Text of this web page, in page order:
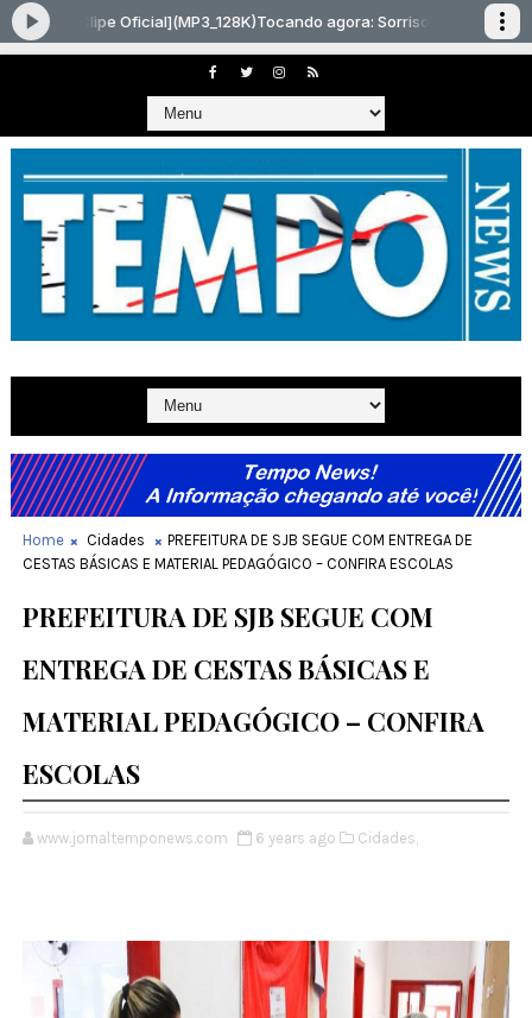
Home Cidades
PREFEITURA DE SJB SEGUE COM ENTREGA DE
CESTAS BÁSICAS E MATERIAL PEDAGÓGICO – CONFIRA ESCOLAS
PREFEITURA DE SJB SEGUE COM
ENTREGA DE CESTAS BÁSICAS E
MATERIAL PEDAGÓGICO – CONFIRA
ESCOLAS
www.jornaltemponews.com 6 years ago Cidades,